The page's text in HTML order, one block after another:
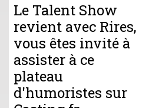
Le Talent Show
revient avec Rires,
vous êtes invité à
assister à ce
plateau
d'humoristes sur